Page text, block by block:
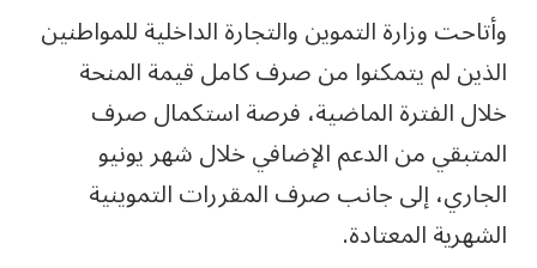
وأتاحت وزارة التموين والتجارة الداخلية للمواطنين
الذين لم يتمكنوا من صرف كامل قيمة المنحة
خلال الفترة الماضية، فرصة استكمال صرف
المتبقي من الدعم الإضافي خلال شهر يونيو
الجاري، إلى جانب صرف المقررات التموينية
الشهرية المعتادة.